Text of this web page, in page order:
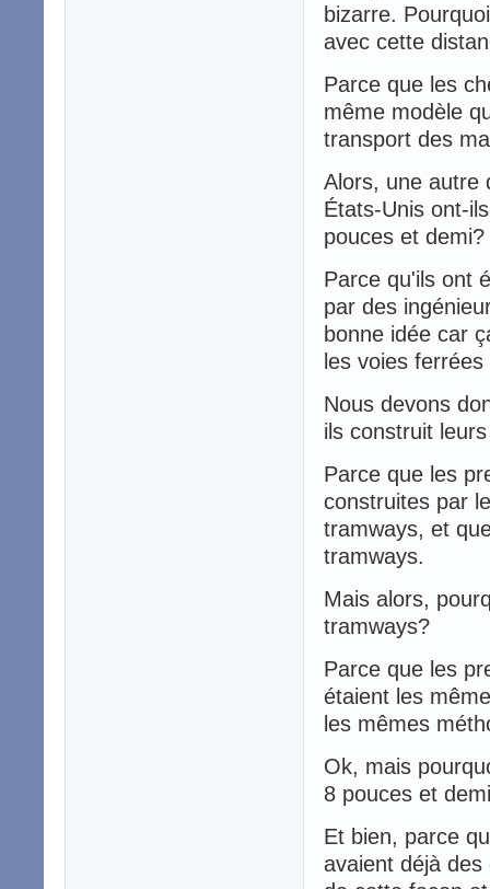
bizarre.
avec cette
Parce que les
même modèle
transport des
Alors, une autre
États-Unis ont-
pouces et demi?
Parce qu'ils ont
par des
bonne idée car
les voies
Nous devons
ils construit
Parce que les
construites par
tramways, et
tramways.
Mais alors,
tramways?
Parce que les
étaient les
les mêmes
Ok, mais
8 pouces et
Et bien, parce
avaient déjà